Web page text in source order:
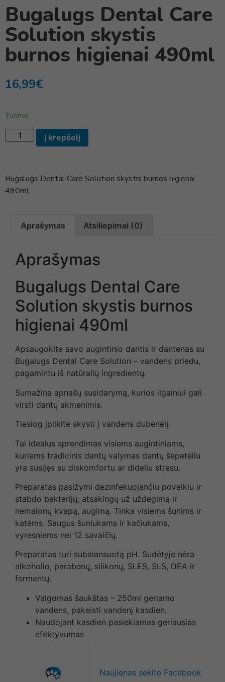
Bugalugs Dental Care
Solution skystis
burnos higienai 490ml
16,99€
Turime
Į krepšelį
Bugalugs Dental Care Solution skystis burnos higienai
490ml
Aprašymas Atsiliepimai (0)
Aprašymas
Bugalugs Dental Care
Solution skystis burnos
higienai 490ml
Apsaugokite savo augintinio dantis ir dantenas su
Bugalugs Dental Care Solution – vandens priedu,
pagamintu iš natūralių ingredientų.
Sumažina apnašų susidarymą, kurios ilgainiui gali
virsti dantų akmenimis.
Tiesiog įpilkite skysti į vandens dubenėlį.
Tai idealus sprendimas visiems augintiniams,
kuriems tradicinis dantų valymas dantų šepetėliu
yra susijęs su diskomfortu ar dideliu stresu.
Preparatas pasižymi dezinfekuojančiu poveikiu ir
stabdo bakterijų, atsakingų už uždegimą ir
nemalonų kvapą, augimą. Tinka visiems šunims ir
katėms. Saugus šuniukams ir kačiukams,
vyresniems nei 12 savaičių.
Preparatas turi subalansuotą pH. Sudėtyje nėra
alkoholio, parabenų, silikonų, SLES, SLS, DEA ir
fermentų.
Valgomas šaukštas – 250ml geriamo
vandens, pakeisti vandenį kasdien.
Naudojant kasdien pasiekiamas geriausias
efektyvumas
Naujienas sekite Facebook